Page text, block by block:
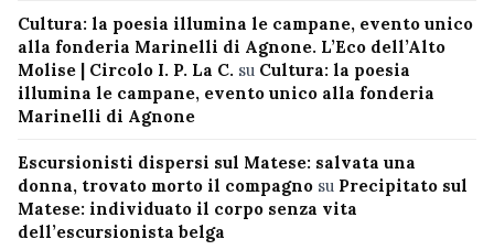
Cultura: la poesia illumina le campane, evento unico
alla fonderia Marinelli di Agnone. L’Eco dell’Alto
Molise | Circolo I. P. La C. su Cultura: la poesia
illumina le campane, evento unico alla fonderia
Marinelli di Agnone
Escursionisti dispersi sul Matese: salvata una
donna, trovato morto il compagno su Precipitato sul
Matese: individuato il corpo senza vita
dell’escursionista belga